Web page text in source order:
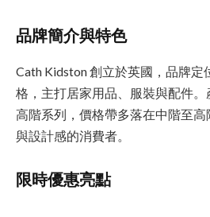
品牌簡介與特色
Cath Kidston 創立於英國，品牌定
格，主打居家用品、服裝與配件
高階系列，價格帶多落在中階至
與設計感的消費者。
限時優惠亮點